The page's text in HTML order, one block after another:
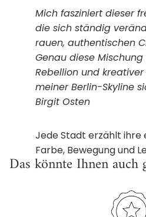
Mich fasziniert dieser
die sich ständig
rauen, authentischen
Genau diese
Rebellion und
meiner Berlin-Skyline
Birgit Osten
Jede Stadt erzählt ihre
Farbe, Bewegung und
Das könnte Ihnen auch